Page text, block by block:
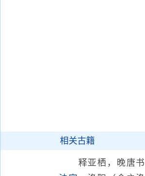
相关古籍
释亚栖，晚唐书